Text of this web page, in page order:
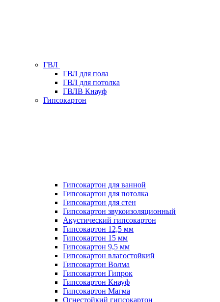
ГВЛ
ГВЛ для пола
ГВЛ для потолка
ГВЛВ Кнауф
Гипсокартон
Гипсокартон для ванной
Гипсокартон для потолка
Гипсокартон для стен
Гипсокартон звукоизоляционный
Акустический гипсокартон
Гипсокартон 12,5 мм
Гипсокартон 15 мм
Гипсокартон 9,5 мм
Гипсокартон влагостойкий
Гипсокартон Волма
Гипсокартон Гипрок
Гипсокартон Кнауф
Гипсокартон Магма
Огнестойкий гипсокартон